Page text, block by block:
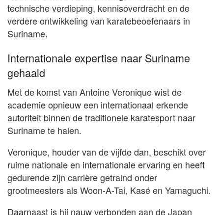
technische verdieping, kennisoverdracht en de
verdere ontwikkeling van karatebeoefenaars in
Suriname.
Internationale expertise naar Suriname
gehaald
Met de komst van Antoine Veronique wist de
academie opnieuw een internationaal erkende
autoriteit binnen de traditionele karatesport naar
Suriname te halen.
Veronique, houder van de vijfde dan, beschikt over
ruime nationale en internationale ervaring en heeft
gedurende zijn carrière getraind onder
grootmeesters als Woon-A-Tai, Kasé en Yamaguchi.
Daarnaast is hij nauw verbonden aan de Japan